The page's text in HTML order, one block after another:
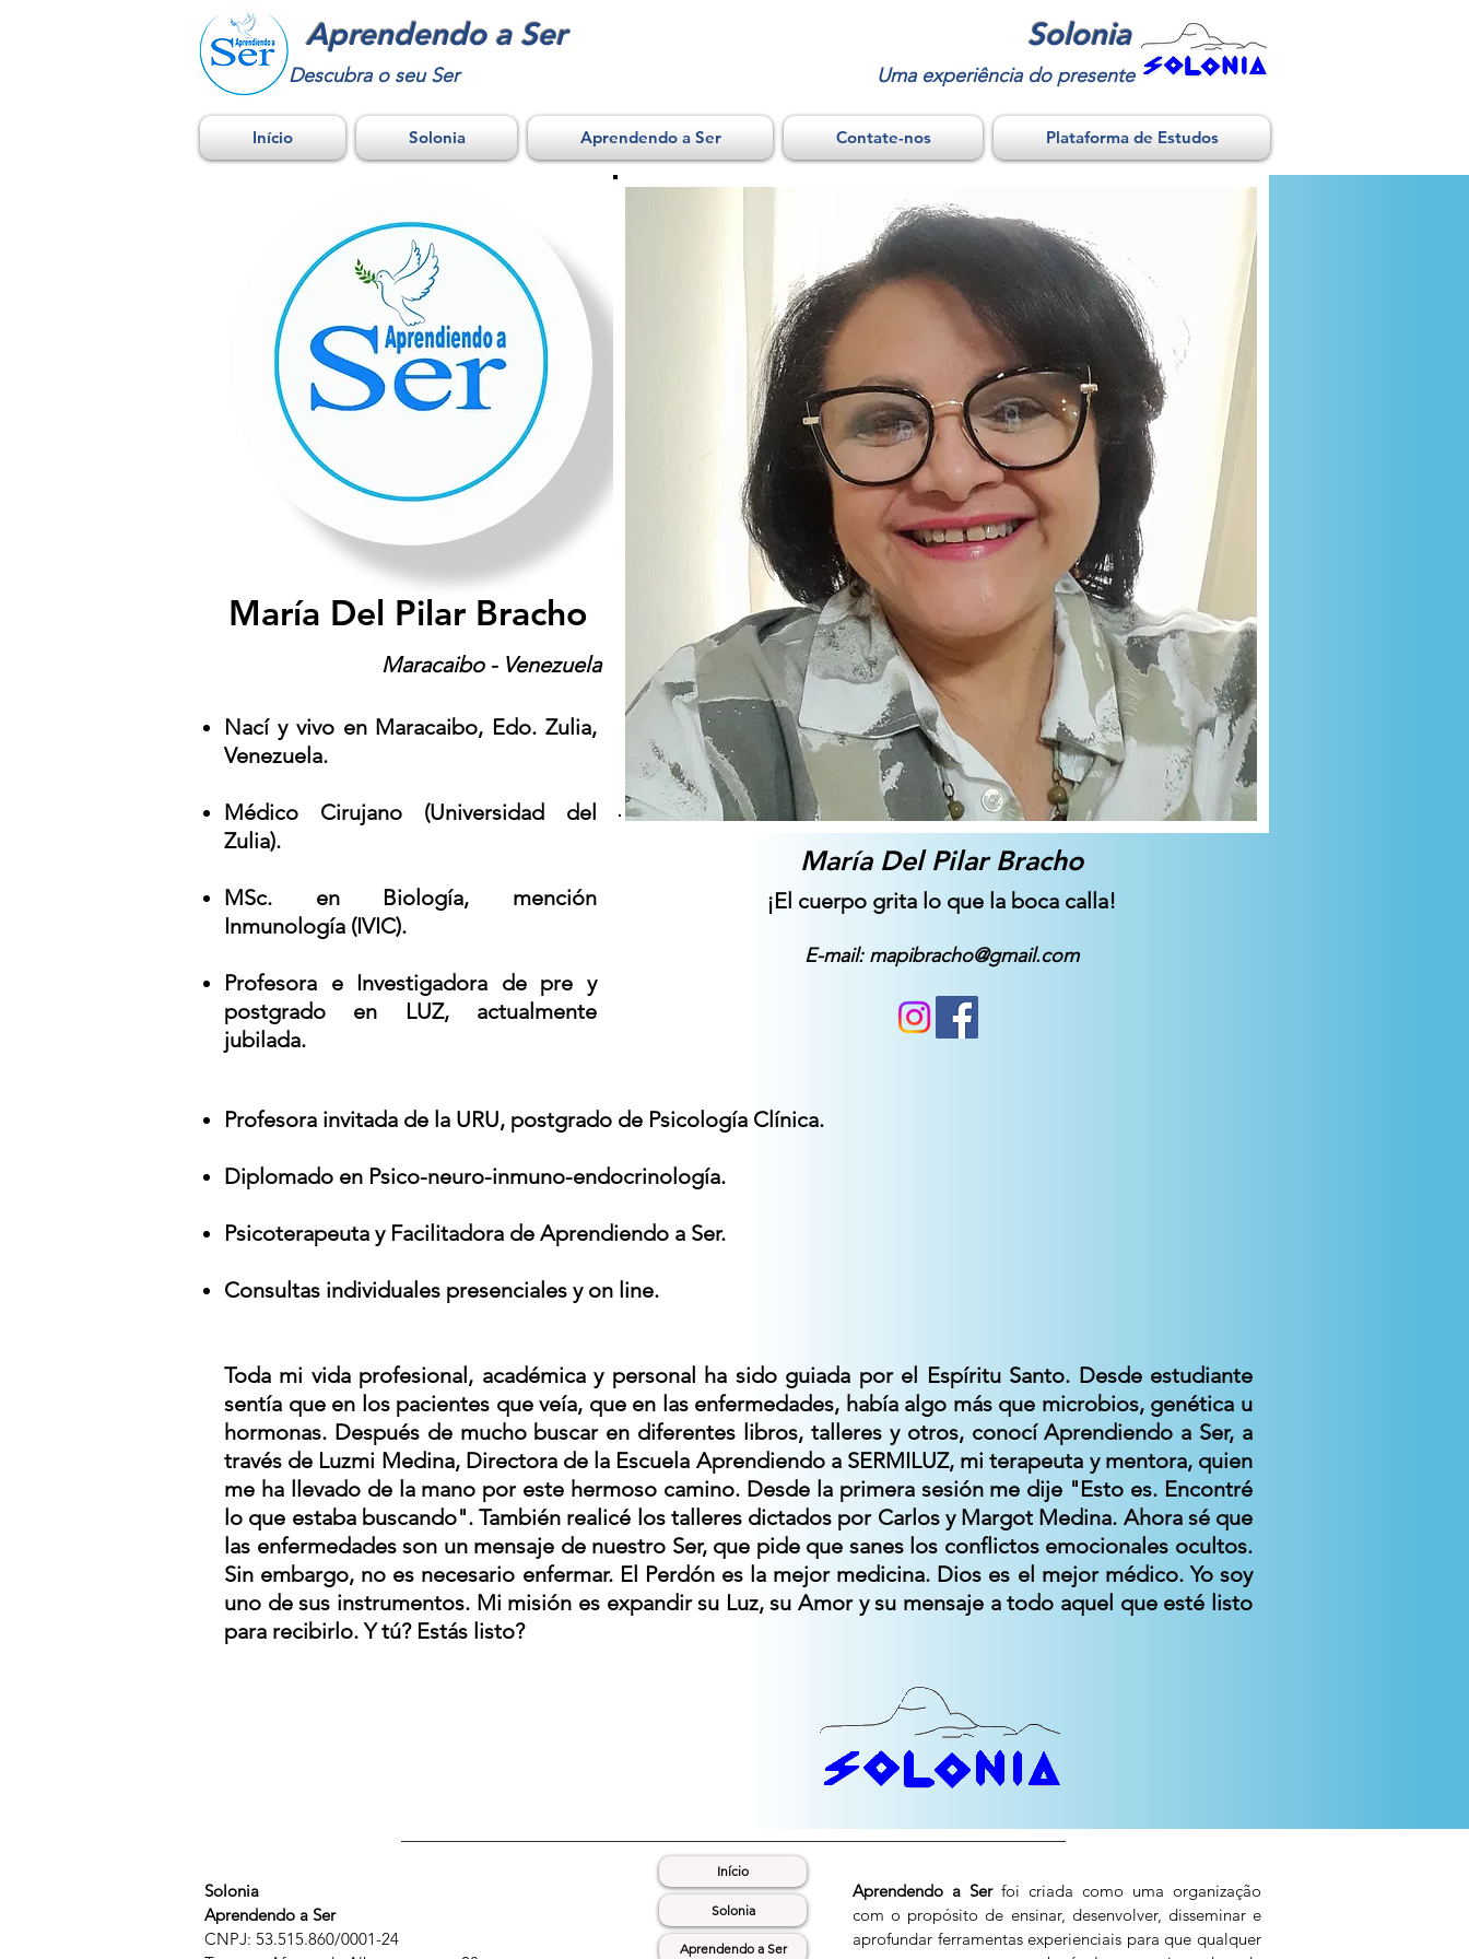
Aprendendo a Ser
Descubra o seu Ser
Solonia
Uma experiência do presente
Início Solonia Aprendendo a Ser Contate-nos Plataforma de Estudos
María Del Pilar Bracho
Maracaibo - Venezuela
Nací y vivo en Maracaibo, Edo. Zulia,
Venezuela.
Médico Cirujano (Universidad del
Zulia).
MSc. en Biología, mención
Inmunología (IVIC).
Profesora e Investigadora de pre y
postgrado en LUZ, actualmente
jubilada.
María Del Pilar Bracho
¡El cuerpo grita lo que la boca calla!
E-mail: mapibracho@gmail.com
Profesora invitada de la URU, postgrado de Psicología Clínica.
Diplomado en Psico-neuro-inmuno-endocrinología.
Psicoterapeuta y Facilitadora de Aprendiendo a Ser.
Consultas individuales presenciales y on line.
Toda mi vida profesional, académica y personal ha sido guiada por el Espíritu Santo. Desde estudiante
sentía que en los pacientes que veía, que en las enfermedades, había algo más que microbios, genética u
hormonas. Después de mucho buscar en diferentes libros, talleres y otros, conocí Aprendiendo a Ser, a
través de Luzmi Medina, Directora de la Escuela Aprendiendo a SERMILUZ, mi terapeuta y mentora, quien
me ha llevado de la mano por este hermoso camino. Desde la primera sesión me dije "Esto es. Encontré
lo que estaba buscando". También realicé los talleres dictados por Carlos y Margot Medina. Ahora sé que
las enfermedades son un mensaje de nuestro Ser, que pide que sanes los conflictos emocionales ocultos.
Sin embargo, no es necesario enfermar. El Perdón es la mejor medicina. Dios es el mejor médico. Yo soy
uno de sus instrumentos. Mi misión es expandir su Luz, su Amor y su mensaje a todo aquel que esté listo
para recibirlo. Y tú? Estás listo?
Solonia
Aprendendo a Ser
CNPJ: 53.515.860/0001-24
Início
Solonia
Aprendendo a Ser
Aprendendo a Ser foi criada como uma organização
com o propósito de ensinar, desenvolver, disseminar e
aprofundar ferramentas experienciais para que qualquer